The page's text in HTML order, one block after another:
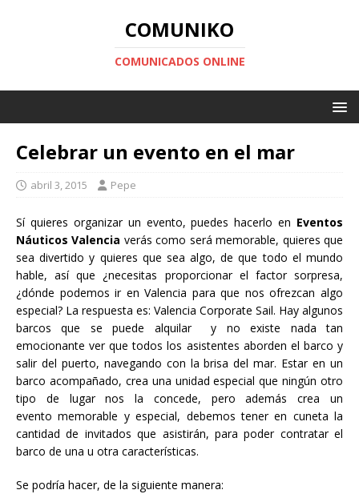
COMUNIKO
COMUNICADOS ONLINE
Celebrar un evento en el mar
abril 3, 2015 Pepe
Sí quieres organizar un evento, puedes hacerlo en Eventos
Náuticos Valencia verás como será memorable, quieres que
sea divertido y quieres que sea algo, de que todo el mundo
hable, así que ¿necesitas proporcionar el factor sorpresa,
¿dónde podemos ir en Valencia para que nos ofrezcan algo
especial? La respuesta es: Valencia Corporate Sail. Hay algunos
barcos que se puede alquilar y no existe nada tan
emocionante ver que todos los asistentes aborden el barco y
salir del puerto, navegando con la brisa del mar. Estar en un
barco acompañado, crea una unidad especial que ningún otro
tipo de lugar nos la concede, pero además crea un
evento memorable y especial, debemos tener en cuneta la
cantidad de invitados que asistirán, para poder contratar el
barco de una u otra características.
Se podría hacer, de la siguiente manera: